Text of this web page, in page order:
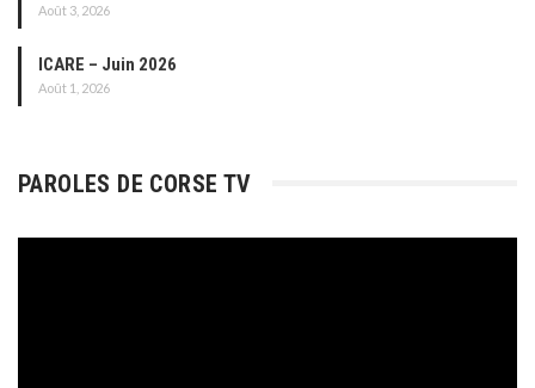
Août 3, 2026
ICARE – Juin 2026
Août 1, 2026
PAROLES DE CORSE TV